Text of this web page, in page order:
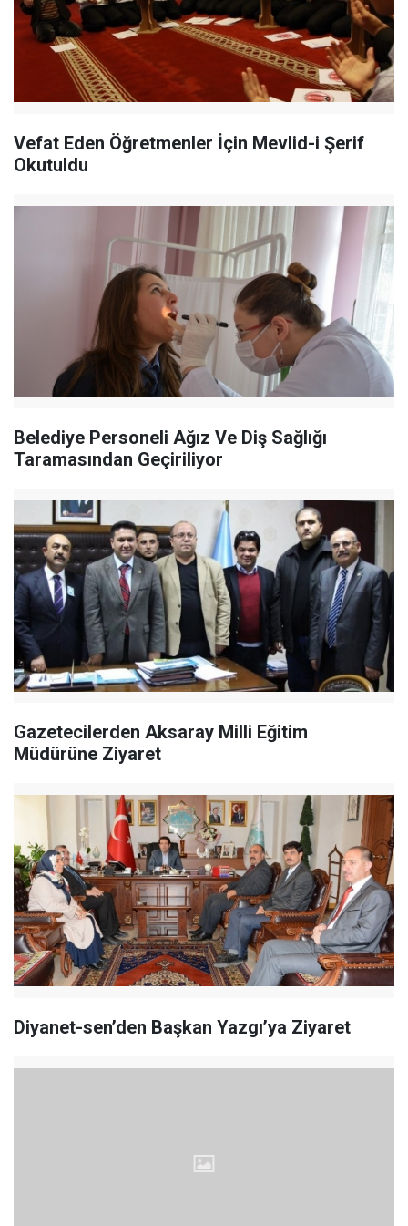
Vefat Eden Öğretmenler İçin Mevlid-i Şerif
Okutuldu
Belediye Personeli Ağız Ve Diş Sağlığı
Taramasından Geçiriliyor
Gazetecilerden Aksaray Milli Eğitim
Müdürüne Ziyaret
Diyanet-sen’den Başkan Yazgı’ya Ziyaret